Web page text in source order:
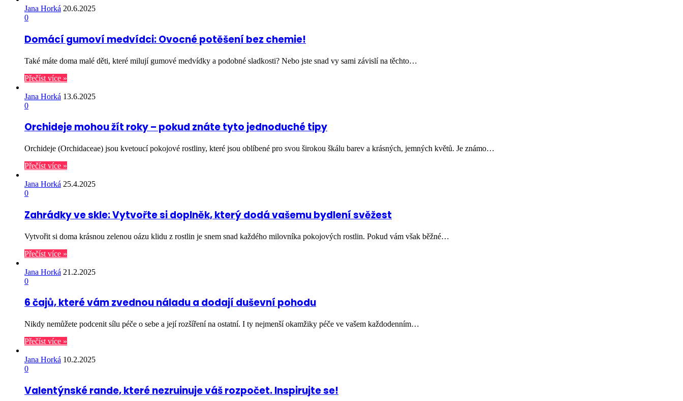
Jana Horká 20.6.2025
0
Domácí gumoví medvídci: Ovocné potěšení bez chemie!
Také máte doma malé děti, které milují gumové medvídky a podobné sladkosti? Nebo jste snad vy sami závislí na těchto…
Přečíst více »
Jana Horká 13.6.2025
0
Orchideje mohou žít roky – pokud znáte tyto jednoduché tipy
Orchideje (Orchidaceae) jsou kvetoucí pokojové rostliny, které jsou oblíbené pro svou širokou škálu barev a krásných, jemných květů. Je známo…
Přečíst více »
Jana Horká 25.4.2025
0
Zahrádky ve skle: Vytvořte si doplněk, který dodá vašemu bydlení svěžest
Vytvořit si doma krásnou zelenou oázu klidu z rostlin je snem snad každého milovníka pokojových rostlin. Pokud vám však běžné…
Přečíst více »
Jana Horká 21.2.2025
0
6 čajů, které vám zvednou náladu a dodají duševní pohodu
Nikdy nemůžete podcenit sílu péče o sebe a její rozšíření na ostatní. I ty nejmenší okamžiky péče ve vašem každodenním…
Přečíst více »
Jana Horká 10.2.2025
0
Valentýnské rande, které nezruinuje váš rozpočet. Inspirujte se!